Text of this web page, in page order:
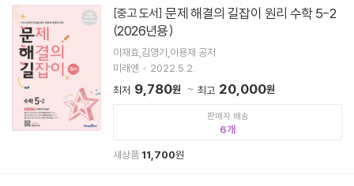
[중고 도서] 문제 해결의 길잡이 원리 수학 5-2
(2026년용)
이재효,김영기,이용재 공저
미래엔
2022.5.2.
최저 9,780원 최고 20,000원
판매자 배송
6
새상품 11,700원